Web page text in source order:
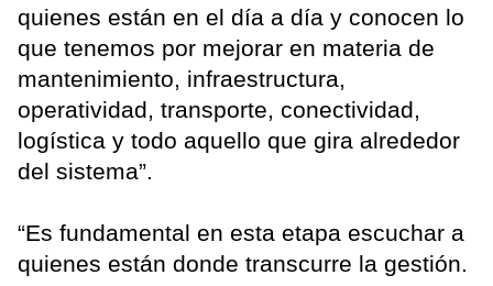
quienes están en el día a día y conocen lo
que tenemos por mejorar en materia de
mantenimiento, infraestructura,
operatividad, transporte, conectividad,
logística y todo aquello que gira alrededor
del sistema”.
“Es fundamental en esta etapa escuchar a
quienes están donde transcurre la gestión.